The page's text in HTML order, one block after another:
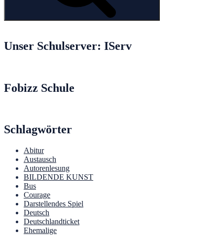
Unser Schulserver: IServ
Fobizz Schule
Schlagwörter
Abitur
Austausch
Autorenlesung
BILDENDE KUNST
Bus
Courage
Darstellendes Spiel
Deutsch
Deutschlandticket
Ehemalige